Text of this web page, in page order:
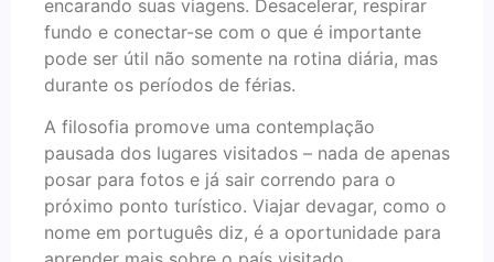
encarando suas viagens. Desacelerar, respirar
fundo e conectar-se com o que é importante
pode ser útil não somente na rotina diária, mas
durante os períodos de férias.
A filosofia promove uma contemplação
pausada dos lugares visitados – nada de apenas
posar para fotos e já sair correndo para o
próximo ponto turístico. Viajar devagar, como o
nome em português diz, é a oportunidade para